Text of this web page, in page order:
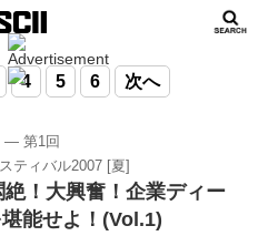
4 5 6 次へ
― 第1回
ティバル2007 [夏]
！大興奮！企業ディー
能せよ！(Vol.1)